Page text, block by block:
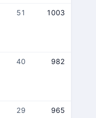
51 1003
40 982
29 965